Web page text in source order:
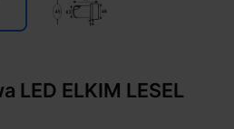
LED ELKIM LESEL